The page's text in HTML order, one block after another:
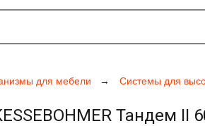
для мебели Системы для
Тандем II